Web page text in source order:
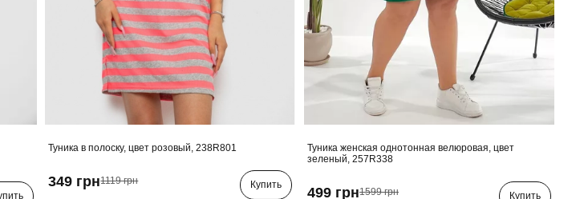
Туника в полоску, цвет розовый, 238R801
349 грн1119 грн Купить
Туника женская однотонная велюровая, цвет
зеленый, 257R338
499 грн1599 грн Купить